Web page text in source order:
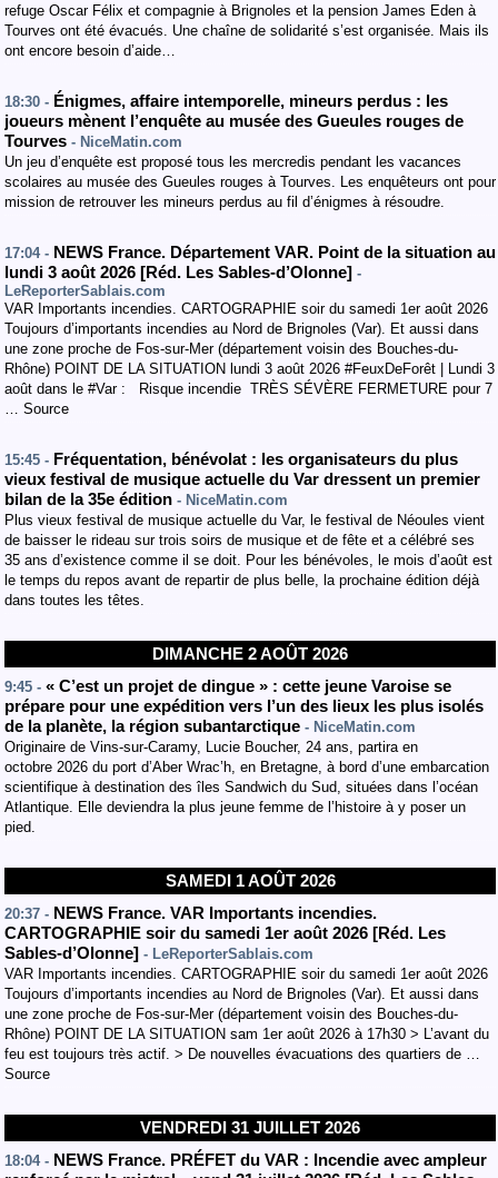
refuge Oscar Félix et compagnie à Brignoles et la pension James Eden à
Tourves ont été évacués. Une chaîne de solidarité s’est organisée. Mais ils
ont encore besoin d’aide…
18:30 - Énigmes, affaire intemporelle, mineurs perdus : les
joueurs mènent l’enquête au musée des Gueules rouges de
Tourves - NiceMatin.com
Un jeu d’enquête est proposé tous les mercredis pendant les vacances
scolaires au musée des Gueules rouges à Tourves. Les enquêteurs ont pour
mission de retrouver les mineurs perdus au fil d’énigmes à résoudre.
17:04 - NEWS France. Département VAR. Point de la situation au
lundi 3 août 2026 [Réd. Les Sables-d’Olonne] -
LeReporterSablais.com
VAR Importants incendies. CARTOGRAPHIE soir du samedi 1er août 2026
Toujours d’importants incendies au Nord de Brignoles (Var). Et aussi dans
une zone proche de Fos-sur-Mer (département voisin des Bouches-du-
Rhône) POINT DE LA SITUATION lundi 3 août 2026 #FeuxDeForêt | Lundi 3
août dans le #Var : Risque incendie TRÈS SÉVÈRE FERMETURE pour 7
… Source
15:45 - Fréquentation, bénévolat : les organisateurs du plus
vieux festival de musique actuelle du Var dressent un premier
bilan de la 35e édition - NiceMatin.com
Plus vieux festival de musique actuelle du Var, le festival de Néoules vient
de baisser le rideau sur trois soirs de musique et de fête et a célébré ses
35 ans d’existence comme il se doit. Pour les bénévoles, le mois d’août est
le temps du repos avant de repartir de plus belle, la prochaine édition déjà
dans toutes les têtes.
DIMANCHE 2 AOÛT 2026
9:45 - « C’est un projet de dingue » : cette jeune Varoise se
prépare pour une expédition vers l’un des lieux les plus isolés
de la planète, la région subantarctique - NiceMatin.com
Originaire de Vins-sur-Caramy, Lucie Boucher, 24 ans, partira en
octobre 2026 du port d’Aber Wrac’h, en Bretagne, à bord d’une embarcation
scientifique à destination des îles Sandwich du Sud, situées dans l’océan
Atlantique. Elle deviendra la plus jeune femme de l’histoire à y poser un
pied.
SAMEDI 1 AOÛT 2026
20:37 - NEWS France. VAR Importants incendies.
CARTOGRAPHIE soir du samedi 1er août 2026 [Réd. Les
Sables-d’Olonne] - LeReporterSablais.com
VAR Importants incendies. CARTOGRAPHIE soir du samedi 1er août 2026
Toujours d’importants incendies au Nord de Brignoles (Var). Et aussi dans
une zone proche de Fos-sur-Mer (département voisin des Bouches-du-
Rhône) POINT DE LA SITUATION sam 1er août 2026 à 17h30 > L’avant du
feu est toujours très actif. > De nouvelles évacuations des quartiers de …
Source
VENDREDI 31 JUILLET 2026
18:04 - NEWS France. PRÉFET du VAR : Incendie avec ampleur